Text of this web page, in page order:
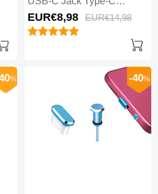
Universel H15 pour Apple
iPhone 15 Plus Vert
EUR€8,98 EUR€14,98
% -40%